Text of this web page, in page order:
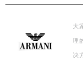
大
理
决